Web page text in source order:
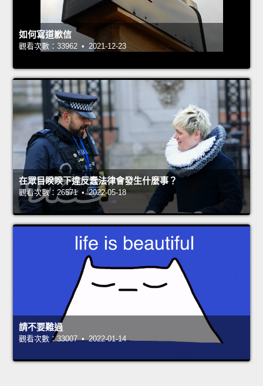
如何寫道歉信
觀看次數：33962 • 2021-12-23
在眾目睽睽下違反蠢法律會發生什麼事？
觀看次數：26571 • 2022-05-18
請不要難過
觀看次數：33007 • 2022-01-14